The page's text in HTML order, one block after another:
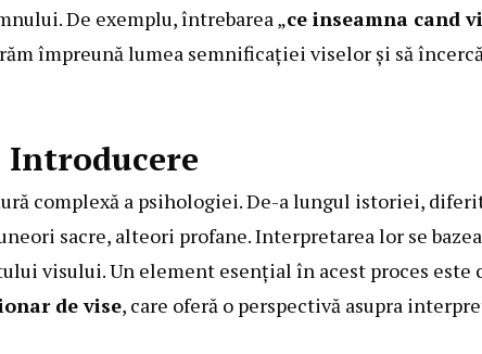
De exemplu, întrebarea „ce inseamna cand
împreună lumea semnificației viselor și să
Introducere
complexă a psihologiei. De-a lungul istoriei,
sacre, alteori profane. Interpretarea lor se
visului. Un element esențial în acest proces este
de vise, care oferă o perspectivă asupra